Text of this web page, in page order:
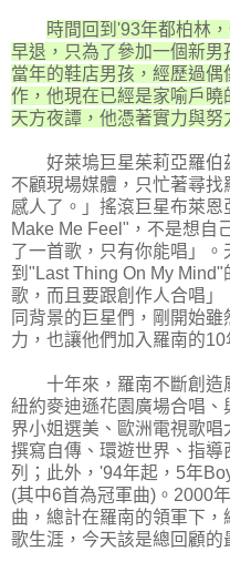
時間回到'93年都柏林
早退，只為了參加一個新男
當年的鞋店男孩，經歷過
作，他現在已經是家喻戶
天方夜譚，他憑著實力與努
好萊塢巨星茱莉亞羅伯
不顧現場媒體，只忙著尋
感人了。」搖滾巨星布萊
Make Me Feel"，不是想自
了一首歌，只有你能唱」
到"Last Thing On My
歌，而且要跟創作人合唱
同背景的巨星們，剛開始
力，也讓他們加入羅南的10
十年來，羅南不斷創造
紐約麥迪遜花園廣場合唱
界小姐選美、歐洲電視歌唱
撰寫自傳、環遊世界、指
列；此外，'94年起，5年
(其中6首為冠軍曲)。2000
曲，總計在羅南的領軍下
歌生涯，今天該是總回顧的